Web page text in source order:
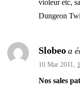
violeur etc,
Dungeon
Slobeo a
10 Mar 2011,
Nos sales